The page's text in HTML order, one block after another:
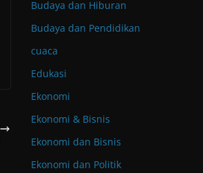
Budaya dan Hiburan
Budaya dan Pendidikan
cuaca
Edukasi
Ekonomi
Ekonomi & Bisnis
Ekonomi dan Bisnis
Ekonomi dan Politik